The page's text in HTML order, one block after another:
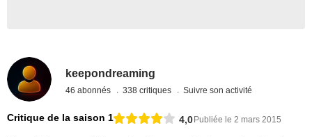
keepondreaming
46 abonnés 338 critiques Suivre son activité
Critique de la saison 1 4,0 Publiée le 2 mars 2015